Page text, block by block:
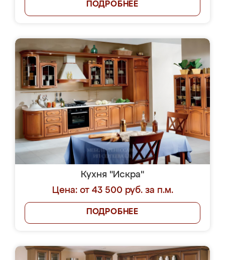
ПОДРОБНЕЕ
Кухня "Искра"
Цена: от 43 500 руб. за п.м.
ПОДРОБНЕЕ